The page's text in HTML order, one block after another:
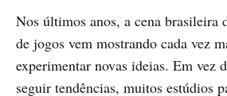
Nos últimos anos, a cena brasileira
de jogos vem mostrando cada vez
experimentar novas ideias. Em vez
seguir tendências, muitos estúdios